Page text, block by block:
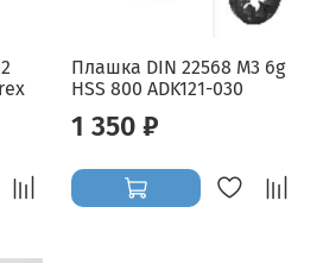
Плашка DIN 22568 M3 6g
HSS 800 ADK121-030
1 350 ₽